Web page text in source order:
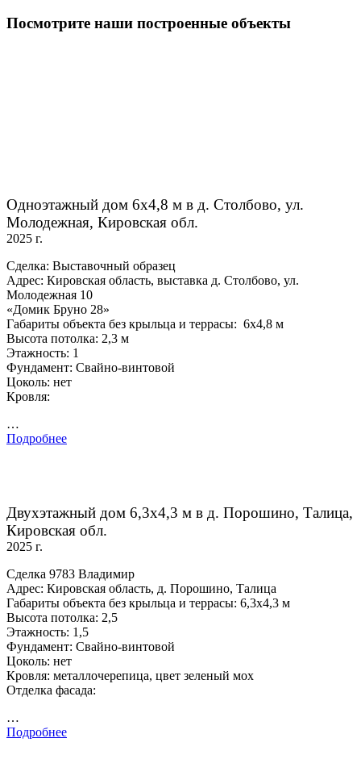
Посмотрите наши построенные объекты
Одноэтажный дом 6х4,8 м в д. Столбово, ул.
Молодежная, Кировская обл.
2025 г.
Сделка: Выставочный образец
Адрес: Кировская область, выставка д. Столбово, ул.
Молодежная 10
«Домик Бруно 28»
Габариты объекта без крыльца и террасы: 6х4,8 м
Высота потолка: 2,3 м
Этажность: 1
Фундамент: Свайно-винтовой
Цоколь: нет
Кровля:
…
Подробнее
Двухэтажный дом 6,3х4,3 м в д. Порошино, Талица,
Кировская обл.
2025 г.
Сделка 9783 Владимир
Адрес: Кировская область, д. Порошино, Талица
Габариты объекта без крыльца и террасы: 6,3х4,3 м
Высота потолка: 2,5
Этажность: 1,5
Фундамент: Свайно-винтовой
Цоколь: нет
Кровля: металлочерепица, цвет зеленый мох
Отделка фасада:
…
Подробнее